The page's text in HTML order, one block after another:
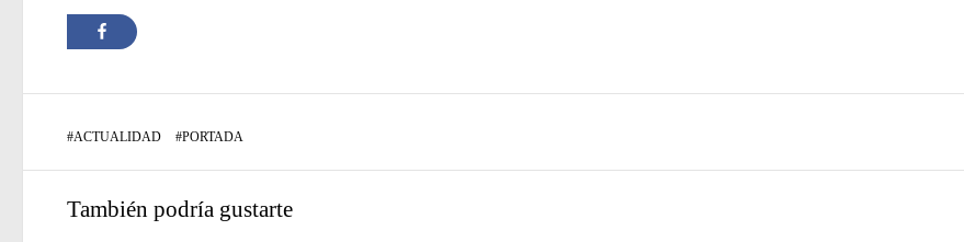
#ACTUALIDAD #PORTADA
También podría gustarte